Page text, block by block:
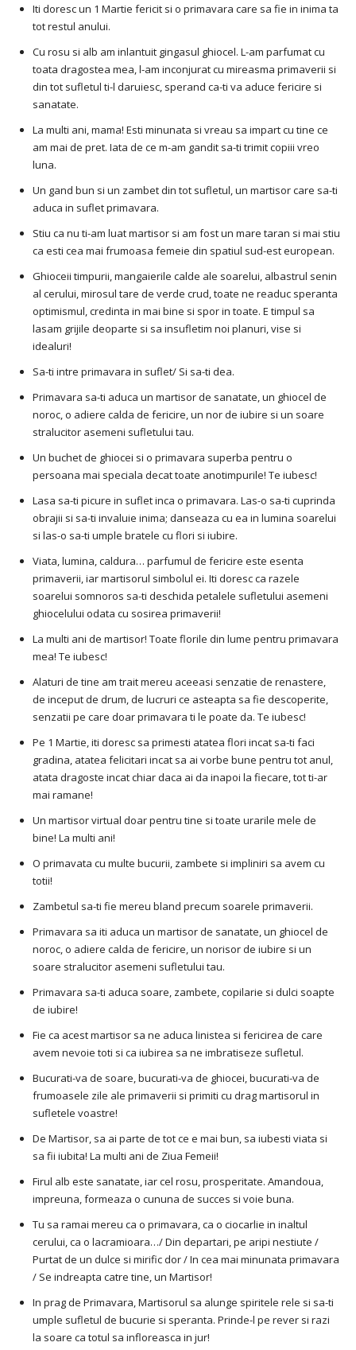
Iti doresc un 1 Martie fericit si o primavara care sa fie in inima ta
tot restul anului.
Cu rosu si alb am inlantuit gingasul ghiocel. L-am parfumat cu
toata dragostea mea, l-am inconjurat cu mireasma primaverii si
din tot sufletul ti-l daruiesc, sperand ca-ti va aduce fericire si
sanatate.
La multi ani, mama! Esti minunata si vreau sa impart cu tine ce
am mai de pret. Iata de ce m-am gandit sa-ti trimit copiii vreo
luna.
Un gand bun si un zambet din tot sufletul, un martisor care sa-ti
aduca in suflet primavara.
Stiu ca nu ti-am luat martisor si am fost un mare taran si mai stiu
ca esti cea mai frumoasa femeie din spatiul sud-est european.
Ghioceii timpurii, mangaierile calde ale soarelui, albastrul senin
al cerului, mirosul tare de verde crud, toate ne readuc speranta
optimismul, credinta in mai bine si spor in toate. E timpul sa
lasam grijile deoparte si sa insufletim noi planuri, vise si
idealuri!
Sa-ti intre primavara in suflet/ Si sa-ti dea.
Primavara sa-ti aduca un martisor de sanatate, un ghiocel de
noroc, o adiere calda de fericire, un nor de iubire si un soare
stralucitor asemeni sufletului tau.
Un buchet de ghiocei si o primavara superba pentru o
persoana mai speciala decat toate anotimpurile! Te iubesc!
Lasa sa-ti picure in suflet inca o primavara. Las-o sa-ti cuprinda
obrajii si sa-ti invaluie inima; danseaza cu ea in lumina soarelui
si las-o sa-ti umple bratele cu flori si iubire.
Viata, lumina, caldura… parfumul de fericire este esenta
primaverii, iar martisorul simbolul ei. Iti doresc ca razele
soarelui somnoros sa-ti deschida petalele sufletului asemeni
ghiocelului odata cu sosirea primaverii!
La multi ani de martisor! Toate florile din lume pentru primavara
mea! Te iubesc!
Alaturi de tine am trait mereu aceeasi senzatie de renastere,
de inceput de drum, de lucruri ce asteapta sa fie descoperite,
senzatii pe care doar primavara ti le poate da. Te iubesc!
Pe 1 Martie, iti doresc sa primesti atatea flori incat sa-ti faci
gradina, atatea felicitari incat sa ai vorbe bune pentru tot anul,
atata dragoste incat chiar daca ai da inapoi la fiecare, tot ti-ar
mai ramane!
Un martisor virtual doar pentru tine si toate urarile mele de
bine! La multi ani!
O primavata cu multe bucurii, zambete si impliniri sa avem cu
totii!
Zambetul sa-ti fie mereu bland precum soarele primaverii.
Primavara sa iti aduca un martisor de sanatate, un ghiocel de
noroc, o adiere calda de fericire, un norisor de iubire si un
soare stralucitor asemeni sufletului tau.
Primavara sa-ti aduca soare, zambete, copilarie si dulci soapte
de iubire!
Fie ca acest martisor sa ne aduca linistea si fericirea de care
avem nevoie toti si ca iubirea sa ne imbratiseze sufletul.
Bucurati-va de soare, bucurati-va de ghiocei, bucurati-va de
frumoasele zile ale primaverii si primiti cu drag martisorul in
sufletele voastre!
De Martisor, sa ai parte de tot ce e mai bun, sa iubesti viata si
sa fii iubita! La multi ani de Ziua Femeii!
Firul alb este sanatate, iar cel rosu, prosperitate. Amandoua,
impreuna, formeaza o cununa de succes si voie buna.
Tu sa ramai mereu ca o primavara, ca o ciocarlie in inaltul
cerului, ca o lacramioara…/ Din departari, pe aripi nestiute /
Purtat de un dulce si mirific dor / In cea mai minunata primavara
/ Se indreapta catre tine, un Martisor!
In prag de Primavara, Martisorul sa alunge spiritele rele si sa-ti
umple sufletul de bucurie si speranta. Prinde-l pe rever si razi
la soare ca totul sa infloreasca in jur!